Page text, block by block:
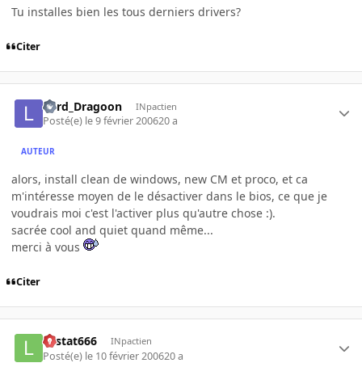
Tu installes bien les tous derniers drivers?
Citer
Lord_Dragoon INpactien
Posté(e) le 9 février 200620 a
AUTEUR
alors, install clean de windows, new CM et proco, et ca
m'intéresse moyen de le désactiver dans le bios, ce que je
voudrais moi c'est l'activer plus qu'autre chose :).
sacrée cool and quiet quand même...
merci à vous
Citer
Lestat666 INpactien
Posté(e) le 10 février 200620 a